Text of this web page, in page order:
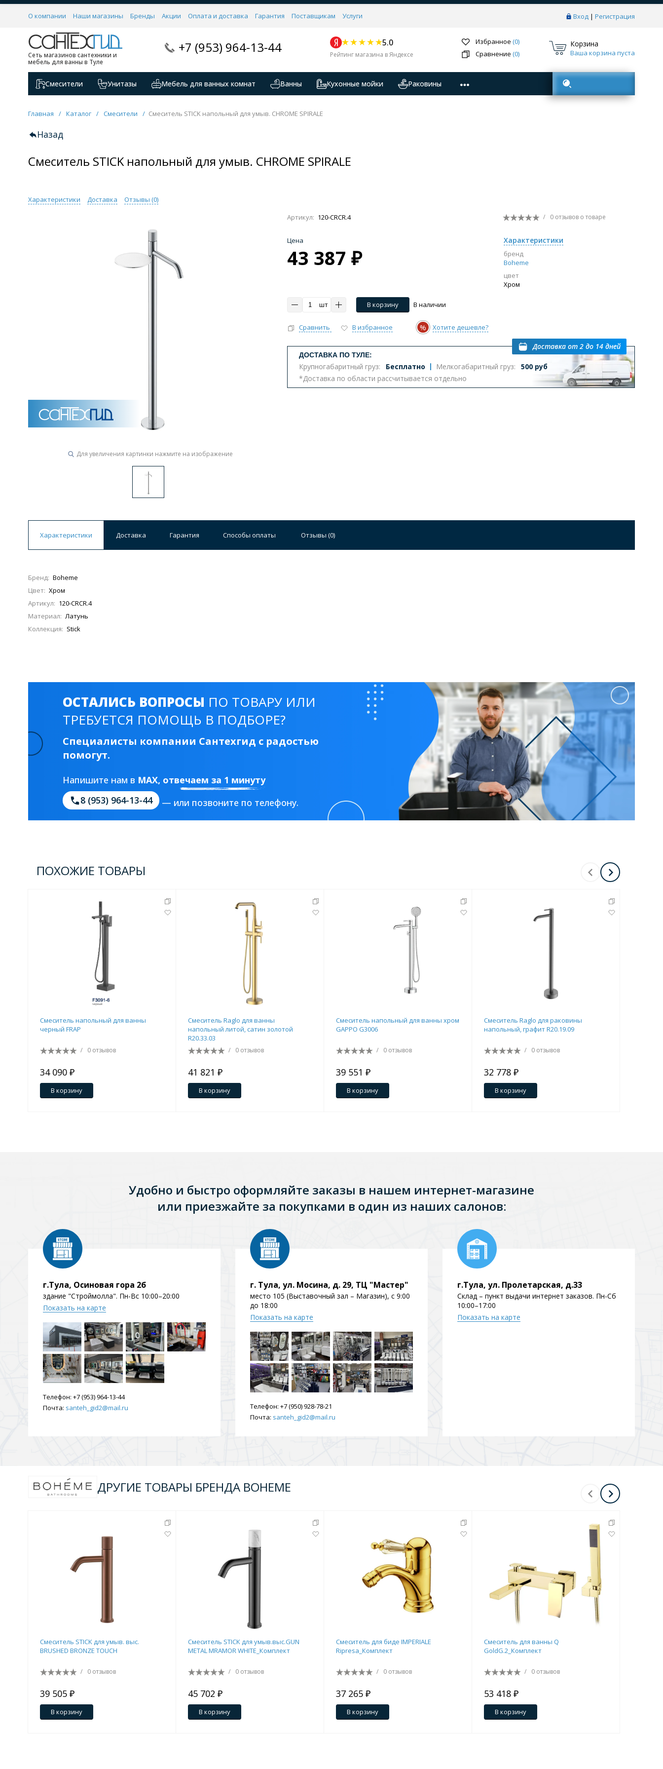
Вход | Регистрация
О компании Наши магазины Бренды Акции Оплата и доставка Гарантия Поставщикам Услуги
Сеть магазинов сантехники и
мебель для ванны в Туле
+7 (953) 964-13-44 5.0
Рейтинг магазина в Яндексе
Избранное (0)
Сравнение (0)
Корзина
Ваша корзина пуста
Смесители Унитазы Мебель для ванных комнат Ванны Кухонные мойки Раковины
Главная / Каталог / Смесители / Смеситель STICK напольный для умыв. CHROME SPIRALE
Назад
Смеситель STICK напольный для умыв. CHROME SPIRALE
Характеристики Доставка Отзывы (0)
Для увеличения картинки нажмите на изображение
Артикул: 120-CRCR.4 / 0 отзывов о товаре
Цена
43 387 ₽
Характеристики
бренд
Boheme
цвет
Хром
шт В корзину В наличии
Сравнить В избранное % Хотите дешевле?
ДОСТАВКА ПО ТУЛЕ:
Крупногабаритный груз: Бесплатно Мелкогабаритный груз:
500 руб
*Доставка по области рассчитывается отдельно
Доставка от 2 до 14 дней
Характеристики Доставка Гарантия Способы оплаты Отзывы (0)
Бренд: Boheme
Цвет: Хром
Артикул: 120-CRCR.4
Материал: Латунь
Коллекция: Stick
ОСТАЛИСЬ ВОПРОСЫ ПО ТОВАРУ ИЛИ
ТРЕБУЕТСЯ ПОМОЩЬ В ПОДБОРЕ?
Специалисты компании Сантехгид с радостью
помогут.
Напишите нам в MAX, отвечаем за 1 минуту
8 (953) 964-13-44
— или позвоните по телефону.
ПОХОЖИЕ ТОВАРЫ
Смеситель напольный для ванны
черный FRAP
/ 0 отзывов
34 090 ₽
В корзину
Смеситель Raglo для ванны
напольный литой, сатин золотой
R20.33.03
/ 0 отзывов
41 821 ₽
В корзину
Смеситель напольный для ванны хром
GAPPO G3006
/ 0 отзывов
39 551 ₽
В корзину
Смеситель Raglo для раковины
напольный, графит R20.19.09
/ 0 отзывов
32 778 ₽
В корзину
Удобно и быстро оформляйте заказы в нашем интернет-магазине
или приезжайте за покупками в один из наших салонов:
г.Тула, Осиновая гора 2б
здание "Строймолла". Пн-Вс 10:00–20:00
Показать на карте
Телефон: +7 (953) 964-13-44
Почта: santeh_gid2@mail.ru
г. Тула, ул. Мосина, д. 29, ТЦ "Мастер"
место 105 (Выставочный зал – Магазин), с 9:00
до 18:00
Показать на карте
Телефон: +7 (950) 928-78-21
Почта: santeh_gid2@mail.ru
г.Тула, ул. Пролетарская, д.33
Склад – пункт выдачи интернет заказов. Пн-Сб
10:00–17:00
Показать на карте
ДРУГИЕ ТОВАРЫ БРЕНДА BOHEME
Смеситель STICK для умыв. выс.
BRUSHED BRONZE TOUCH
/ 0 отзывов
39 505 ₽
В корзину
Смеситель STICK для умыв.выс.GUN
METAL MRAMOR WHITE_Комплект
/ 0 отзывов
45 702 ₽
В корзину
Смеситель для биде IMPERIALE
Ripresa_Комплект
/ 0 отзывов
37 265 ₽
В корзину
Смеситель для ванны Q
GoldG.2_Комплект
/ 0 отзывов
53 418 ₽
В корзину